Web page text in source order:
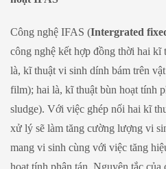
Công nghệ IFAS (Intergrated
công nghệ kết hợp đồng thời hai
là, kĩ thuật vi sinh dính bám trên
film); hai là, kĩ thuật bùn hoạt tính
sludge). Với việc ghép nối hai kĩ
xử lý sẽ làm tăng cường lượng vi
mang vi sinh cùng với việc tăng